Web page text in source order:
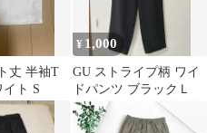
丈 半袖T
ト S
¥ 1,000
GU ストライプ柄 ワイ
ドパンツ ブラックＬ